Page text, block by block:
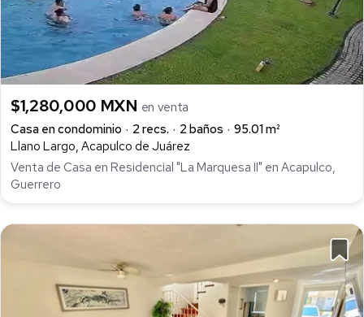
$1,280,000 MXN en venta
Casa en condominio
2 recs. 2 baños
95.01 m²
Llano Largo, Acapulco de Juárez
Venta de Casa en Residencial "La Marquesa II" en Acapulco,
Guerrero